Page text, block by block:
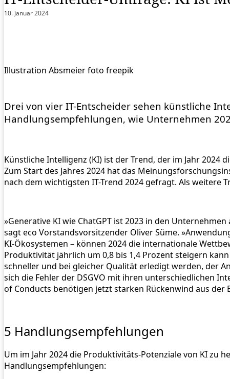
10. Januar 2024
Illustration Absmeier foto freepik
Drei von vier IT-Entscheider sehen künstliche
Handlungsempfehlungen, wie Unternehmen
Künstliche Intelligenz (KI) ist der Trend, der im Jahr 2024
Zum Start des Jahres 2024 hat das
nach dem wichtigsten IT-Trend 2024 gefragt. Als weitere
»Generative KI wie ChatGPT ist 2023 in den
sagt eco Vorstandsvorsitzender Oliver Süme.
KI-Ökosystemen – können 2024 die internationale
Produktivität jährlich um 0,8 bis 1,4 Prozent steigern
schneller und bei gleicher Qualität erledigt werden, der
sich die Fehler der DSGVO mit ihren unterschiedlichen
of Conducts benötigen jetzt starken Rückenwind aus der
5 Handlungsempfehlungen
Um im Jahr 2024 die Produktivitäts-Potenziale von KI zu
Handlungsempfehlungen: